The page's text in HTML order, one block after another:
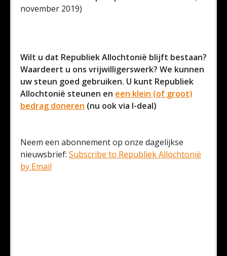
november 2019)
Wilt u dat Republiek Allochtonië blijft bestaan?
Waardeert u ons vrijwilligerswerk? We kunnen
uw steun goed gebruiken. U kunt Republiek
Allochtonië steunen en een klein (of groot)
bedrag doneren (nu ook via I-deal)
Neem een abonnement op onze dagelijkse
nieuwsbrief: Subscribe to Republiek Allochtonië
by Email